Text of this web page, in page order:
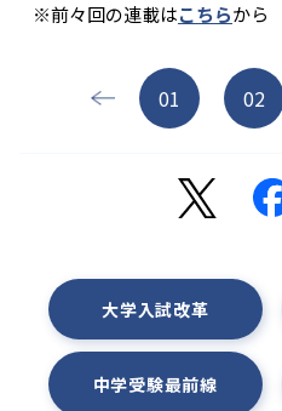
※前々回の連載はこちらから
01 02
大学入試改革
中学受験最前線